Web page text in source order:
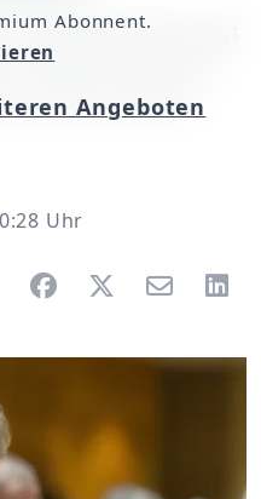
Identitätspolitik zeigt
Sie wirft zudem die
solchen Themen
Uhr
Abonnent.
Angeboten